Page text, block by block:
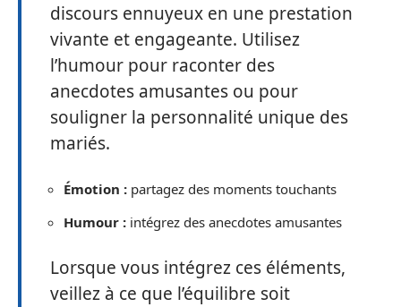
discours ennuyeux en une prestation
vivante et engageante. Utilisez
l’humour pour raconter des
anecdotes amusantes ou pour
souligner la personnalité unique des
mariés.
Émotion : partagez des moments touchants
Humour : intégrez des anecdotes amusantes
Lorsque vous intégrez ces éléments,
veillez à ce que l’équilibre soit